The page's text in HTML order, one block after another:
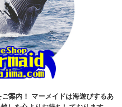
案内！
マーメイドは海遊びするあ